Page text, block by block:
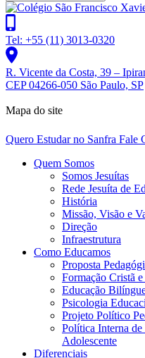
Tel: +55 (11) 3013-0320
R. Vicente da Costa, 39 –
CEP 04266-050 São Paulo, SP
Mapa do site
Quero Estudar no Sanfra Fale
Quem Somos
Somos Jesuítas
Rede Jesuíta de
História
Missão, Visão e
Direção
Infraestrutura
Como Educamos
Proposta
Formação Cristã e
Educação
Psicologia
Projeto Político
Política Interna de
Adolescente
Diferenciais